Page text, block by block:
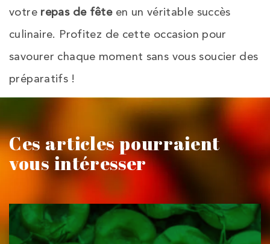
votre repas de fêteen un véritable succès
culinaire. Profitez de cette occasion pour
savourer chaque moment sans vous soucier des
préparatifs !
Ces articles pourraient
vous intéresser